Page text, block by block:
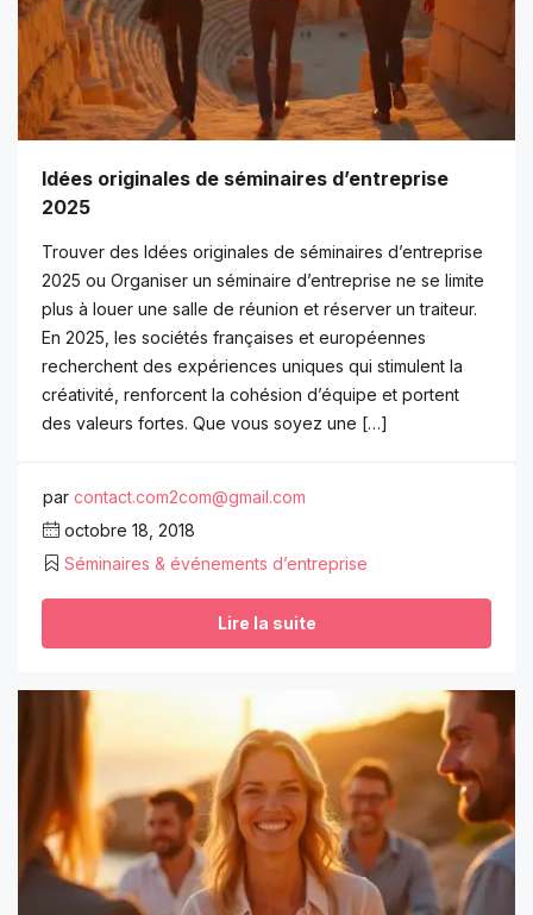
Idées originales de séminaires d’entreprise
2025
Trouver des Idées originales de séminaires d’entreprise
2025 ou Organiser un séminaire d’entreprise ne se limite
plus à louer une salle de réunion et réserver un traiteur.
En 2025, les sociétés françaises et européennes
recherchent des expériences uniques qui stimulent la
créativité, renforcent la cohésion d’équipe et portent
des valeurs fortes. Que vous soyez une […]
par contact.com2com@gmail.com
octobre 18, 2018
Séminaires & événements d’entreprise
Lire la suite